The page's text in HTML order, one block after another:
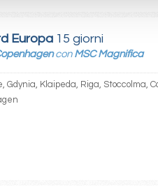
Europa 15 giorni
con MSC Magnifica
Gdynia, Klaipeda, Riga, Stoccolma,